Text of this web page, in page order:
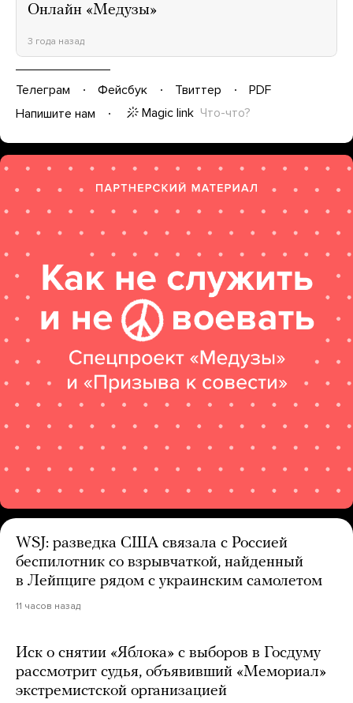
Онлайн «Медузы»
3 года назад
Телеграм Фейсбук Твиттер
PDF
Напишите нам
Magic link Что-что?
WSJ: разведка США связала с Россией
беспилотник со взрывчаткой, найденный
в Лейпциге рядом с украинским самолетом
11 часов назад
Иск о снятии «Яблока» с выборов в Госдуму
рассмотрит судья, объявивший «Мемориал»
экстремистской организацией